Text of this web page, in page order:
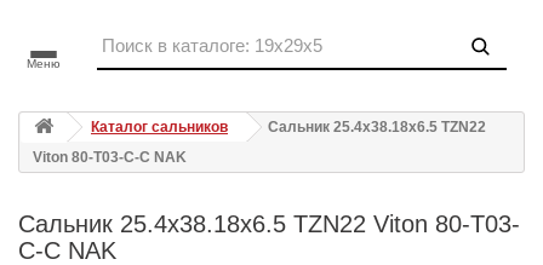
Меню
Каталог сальников
Сальник 25.4x38.18x6.5 TZN22
Viton 80-T03-C-C NAK
Сальник 25.4x38.18x6.5 TZN22 Viton 80-T03-
C-C NAK